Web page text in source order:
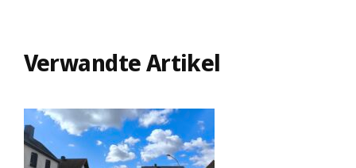
Verwandte Artikel